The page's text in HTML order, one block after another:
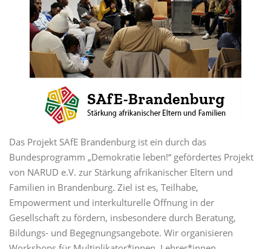
Das Projekt SAfE Brandenburg ist ein durch das
Bundesprogramm „Demokratie leben!“ gefördertes Projekt
von NARUD e.V. zur Stärkung afrikanischer Eltern und
Familien in Brandenburg. Ziel ist es, Teilhabe,
Empowerment und interkulturelle Öffnung in der
Gesellschaft zu fördern, insbesondere durch Beratung,
Bildungs- und Begegnungsangebote. Wir organisieren